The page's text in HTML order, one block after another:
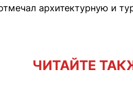
архитектурную и
ЧИТАЙТЕ